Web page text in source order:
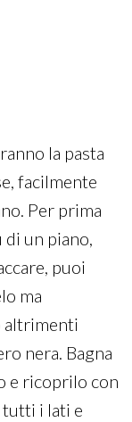
la pasta
facilmente
Per prima
di un piano,
puoi
ma
altrimenti
nera. Bagna
e ricoprilo con
tutti i lati e